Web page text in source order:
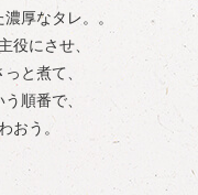
厚なタレ。。
役にさせ、
と煮て、
順番で、
おう。